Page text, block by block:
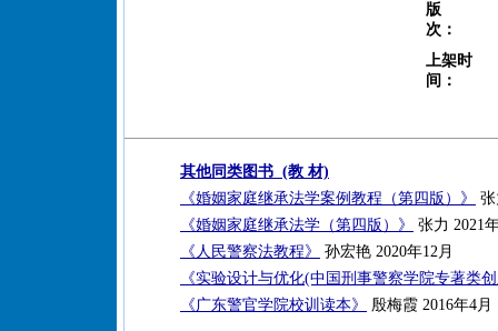
版
次：
上架时
间：
其他同类图书 (教 材)
《婚姻家庭继承法学案例教程（第四版）》
张
《婚姻家庭继承法学（第四版）》
张力 2021
《人民警察法教程》
孙宏艳 2020年12月
《实验设计与优化(中国刑事警察学院专著类
《广东警官学院校训读本》
殷梅霞 2016年4月